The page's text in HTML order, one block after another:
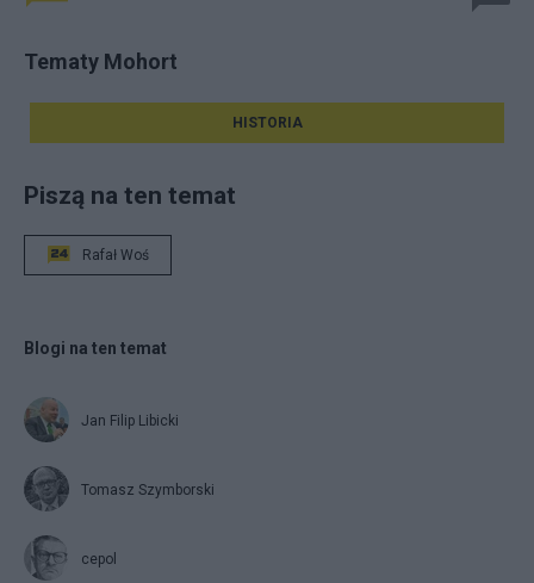
Tematy Mohort
HISTORIA
Piszą na ten temat
Rafał Woś
Blogi na ten temat
Jan Filip Libicki
Tomasz Szymborski
cepol